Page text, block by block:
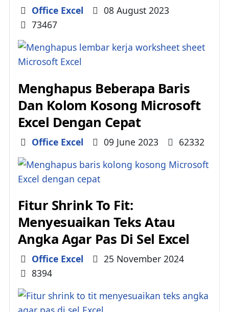
Details
Office Excel
08 August 2023
73467
Menghapus Beberapa Baris
Dan Kolom Kosong Microsoft
Excel Dengan Cepat
Details
Office Excel 09 June 2023 62332
Fitur Shrink To Fit:
Menyesuaikan Teks Atau
Angka Agar Pas Di Sel Excel
Details
Office Excel
25 November 2024
8394